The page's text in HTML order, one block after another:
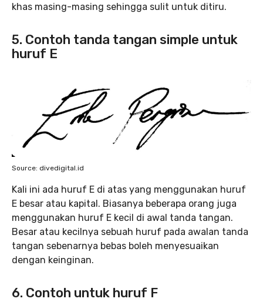
khas masing-masing sehingga sulit untuk ditiru.
5. Contoh tanda tangan simple untuk
huruf E
Source: divedigital.id
Kali ini ada huruf E di atas yang menggunakan huruf
E besar atau kapital. Biasanya beberapa orang juga
menggunakan huruf E kecil di awal tanda tangan.
Besar atau kecilnya sebuah huruf pada awalan tanda
tangan sebenarnya bebas boleh menyesuaikan
dengan keinginan.
6. Contoh untuk huruf F